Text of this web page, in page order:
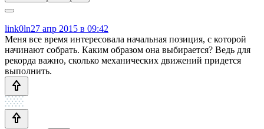
link0ln27 апр 2015 в 09:42
Меня все время интересовала начальная позиция, с которой
начинают собрать. Каким образом она выбирается? Ведь для
рекорда важно, сколько механических движений придется
выполнить.